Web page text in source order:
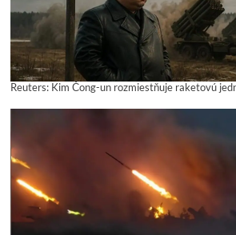
Reuters: Kim Čong-un rozmiestňuje raketovú